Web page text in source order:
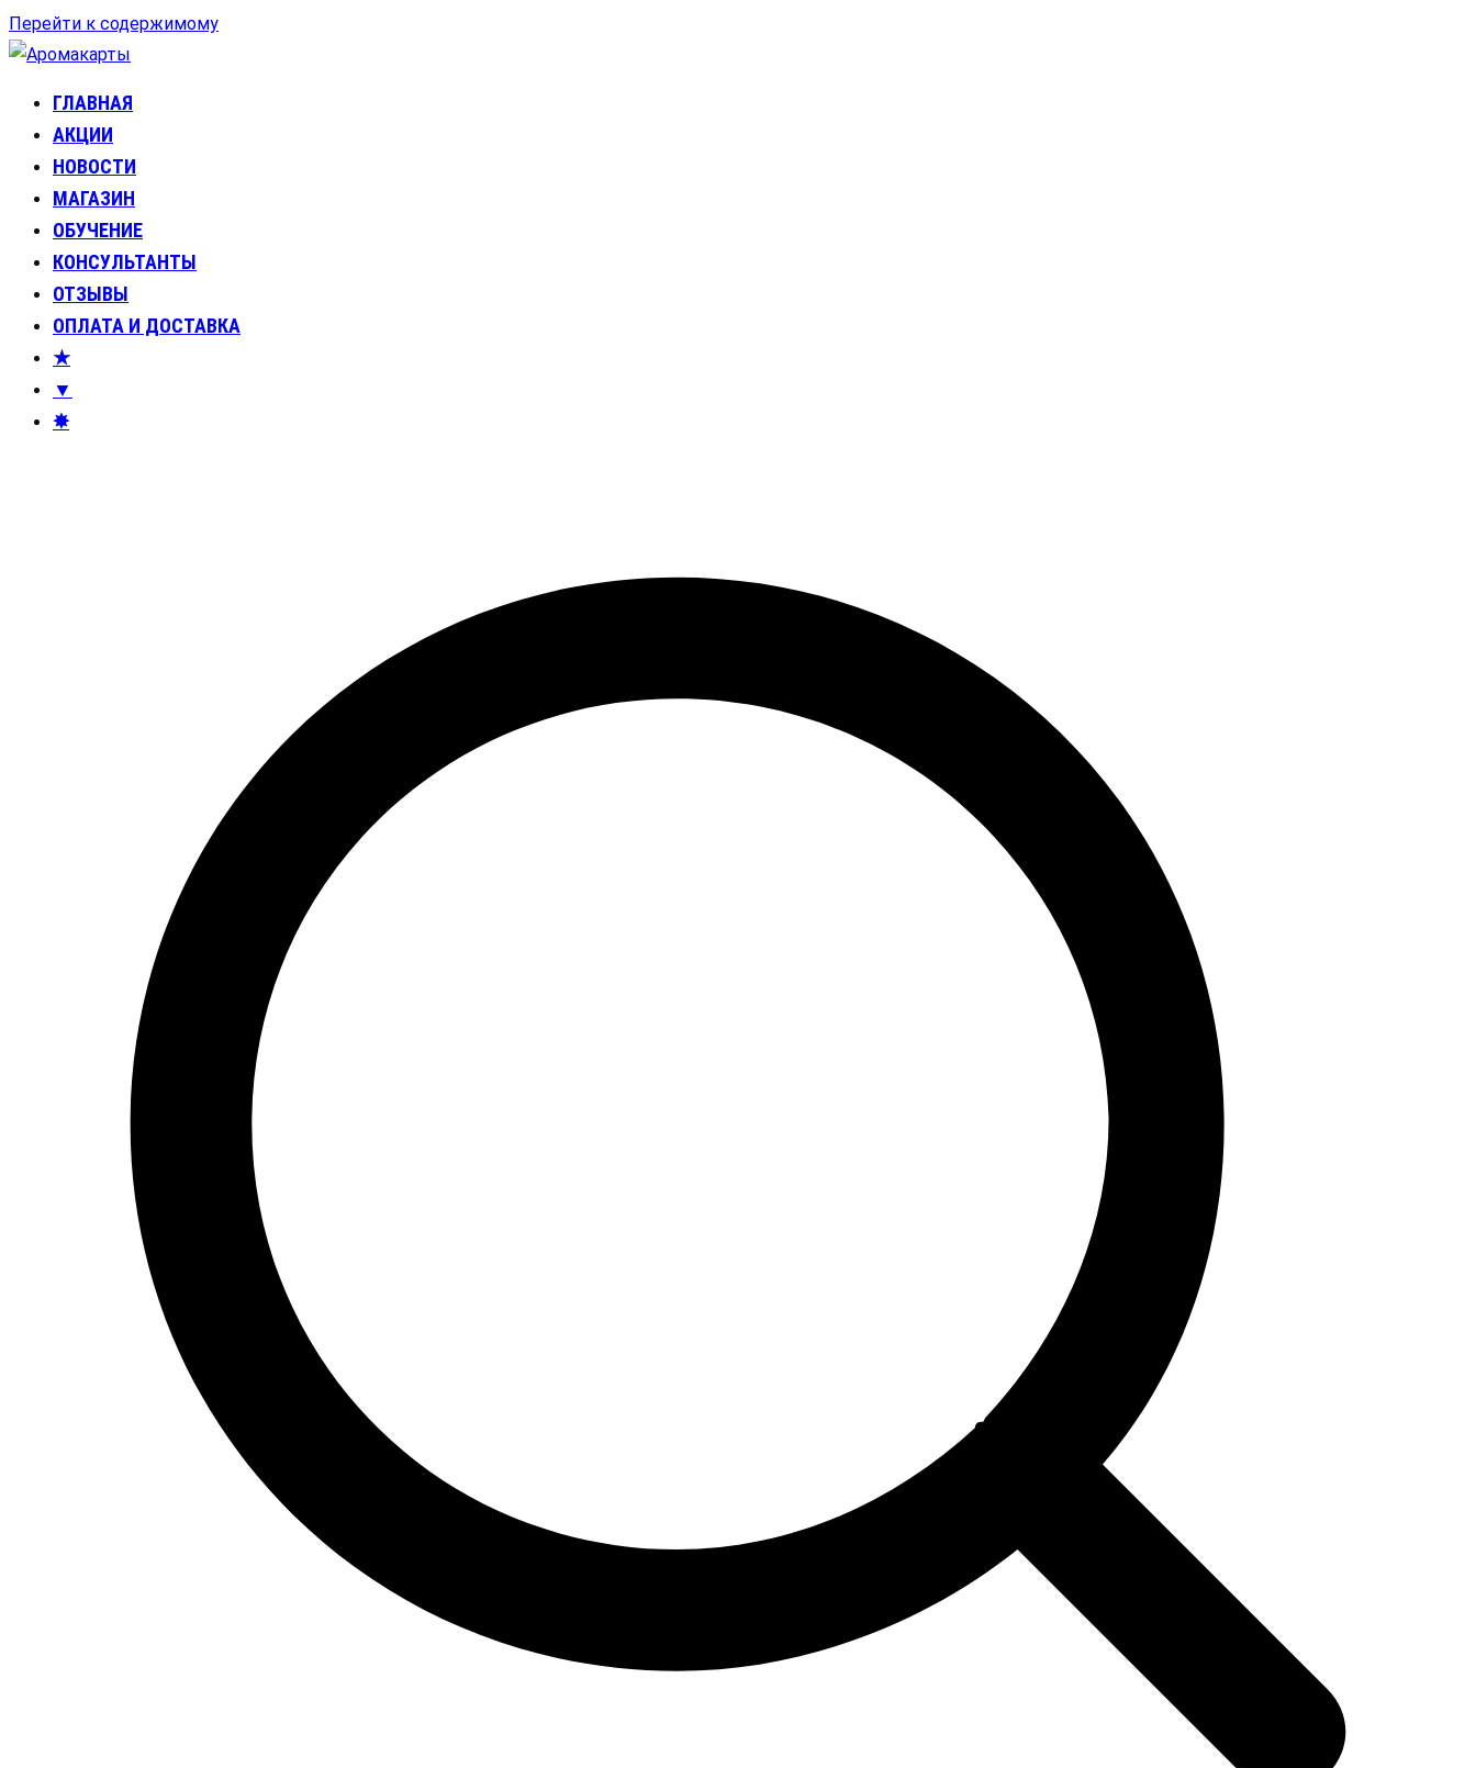
Перейти к содержимому
Аромакарты
Психологические эфирные карты • Аромапсихология
ГЛАВНАЯ
АКЦИИ
НОВОСТИ
МАГАЗИН
ОБУЧЕНИЕ
КОНСУЛЬТАНТЫ
ОТЗЫВЫ
ОПЛАТА И ДОСТАВКА
★
▼
✸